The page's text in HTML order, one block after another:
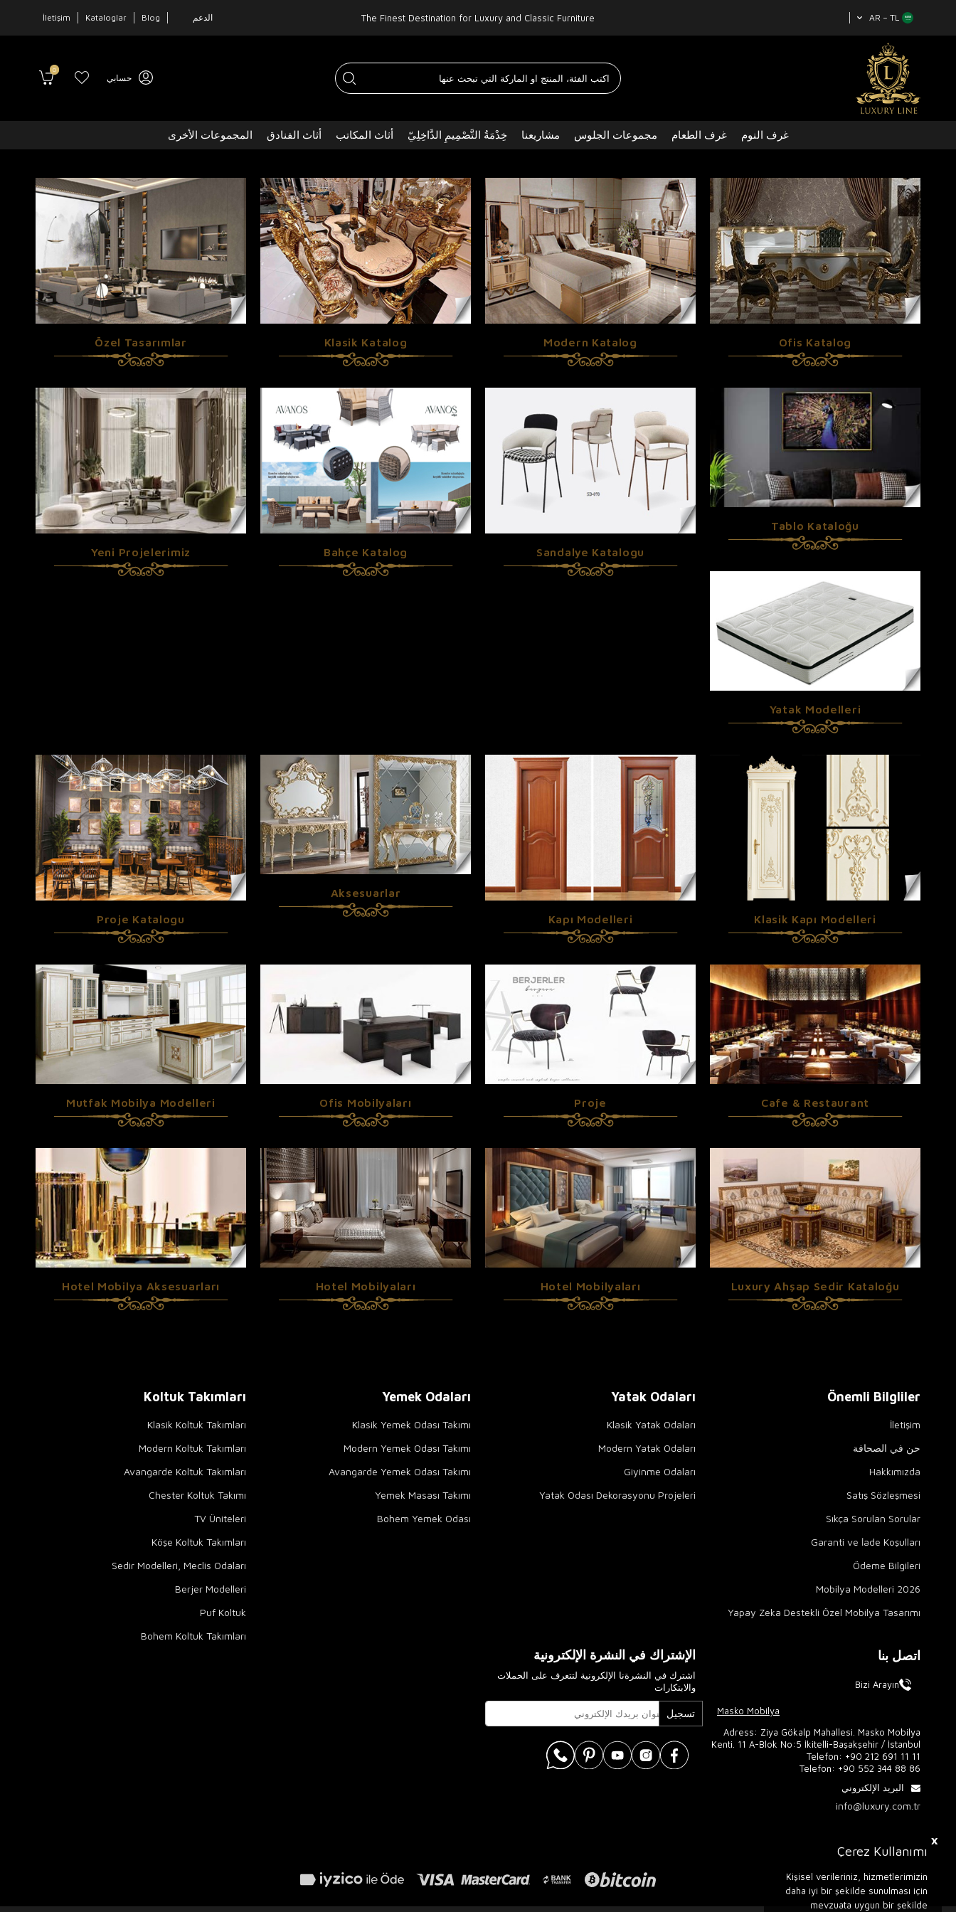
X
Çerez Kullanımı
Kişisel verileriniz, hizmetlerimizin
daha iyi bir şekilde sunulması için
mevzuata uygun bir şekilde
AR − TL
The Finest Destination for Luxury and Classic Furniture الدعم Blog
Kataloglar
İletişim
حسابي
0
غرف النوم غرف الطعام مجموعات الجلوس مشاريعنا خِدْمَةُ التَّصْمِيمِ الدَّاخِلِيّ أثاث المكاتب أثاث الفنادق المجموعات الأخرى
Özel Tasarımlar Klasik Katalog Modern Katalog Ofis Katalog
Yeni Projelerimiz Bahçe Katalog Sandalye Katalogu
Tablo Kataloğu
Yatak Modelleri
Proje Katalogu
Aksesuarlar
Kapı Modelleri Klasik Kapı Modelleri
Mutfak Mobilya Modelleri Ofis Mobilyaları Proje Cafe & Restaurant
Hotel Mobilya Aksesuarları Hotel Mobilyaları Hotel Mobilyaları Luxury Ahşap Sedir Kataloğu
Önemli Bilgliler
İletişim
حن في الصحافة
Hakkımızda
Satış Sözleşmesi
Sıkça Sorulan Sorular
Garanti ve İade Koşulları
Ödeme Bilgileri
2026 Mobilya Modelleri
Yapay Zeka Destekli Özel Mobilya Tasarımı
Yatak Odaları
Klasik Yatak Odaları
Modern Yatak Odaları
Giyinme Odaları
Yatak Odası Dekorasyonu Projeleri
Yemek Odaları
Klasik Yemek Odası Takımı
Modern Yemek Odası Takımı
Avangarde Yemek Odası Takımı
Yemek Masası Takımı
Bohem Yemek Odası
Koltuk Takımları
Klasik Koltuk Takımları
Modern Koltuk Takımları
Avangarde Koltuk Takımları
Chester Koltuk Takımı
TV Üniteleri
Köşe Koltuk Takımları
Sedir Modelleri, Meclis Odaları
Berjer Modelleri
Puf Koltuk
Bohem Koltuk Takımları
اتصل بنا
Bizi Arayın
Masko Mobilya
Adress: Ziya Gökalp Mahallesi. Masko Mobilya
Kenti. 11 A-Blok No:5 İkitelli-Başakşehir / İstanbul
Telefon: +90 212 691 11 11
Telefon: +90 552 344 88 86
البريد الإلكتروني
info@luxury.com.tr
الإشتراك في النشرة الإلكترونية
اشترك في النشرةنا الإلكرونية لتتعرف على الحملات
والابتكارات
تسجيل